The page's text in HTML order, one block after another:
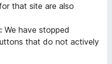
that site are also
We have stopped
that do not actively